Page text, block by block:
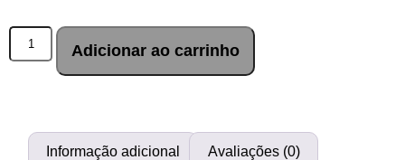
Adicionar ao carrinho
Informação adicional Avaliações (0)